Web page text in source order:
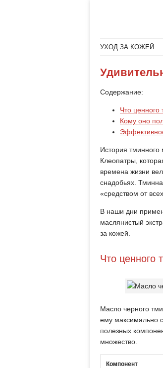
УХОД ЗА КОЖЕЙ
Содержание:
Что ценного
Кому оно
История тминного
Клеопатры,
времена жизни
снадобьях.
«средством от
В наши дни
маслянистый
за кожей.
Что ценного
Масло черного
ему максимально
полезных
множество.
Компонент